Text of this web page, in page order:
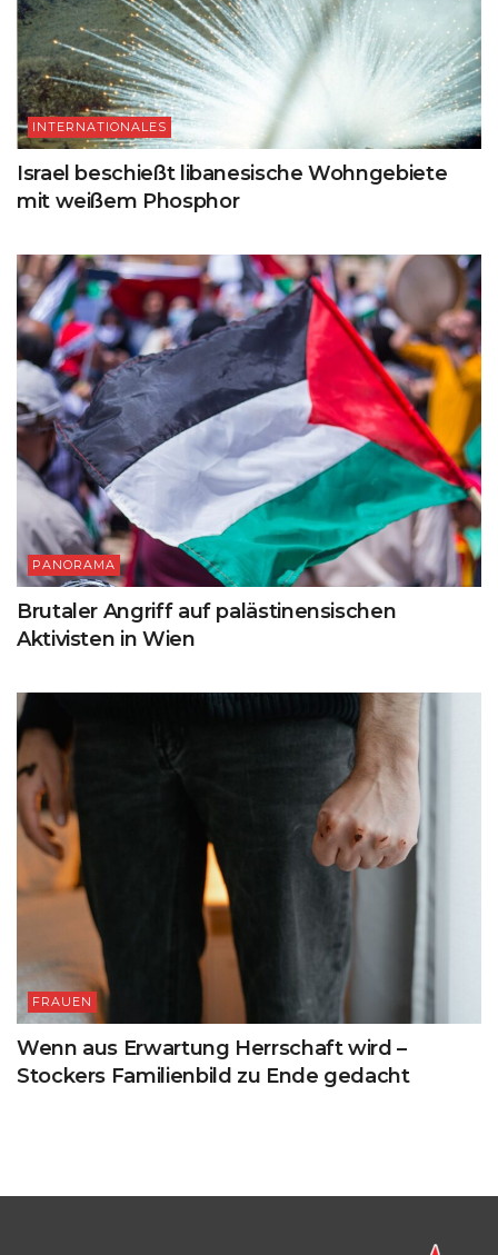
INTERNATIONALES
Israel beschießt libanesische Wohngebiete
mit weißem Phosphor
PANORAMA
Brutaler Angriff auf palästinensischen
Aktivisten in Wien
FRAUEN
Wenn aus Erwartung Herrschaft wird –
Stockers Familienbild zu Ende gedacht